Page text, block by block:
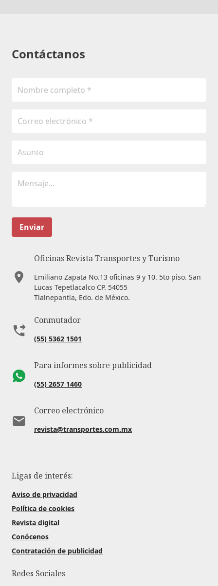
Contáctanos
Enviar
Oficinas Revista Transportes y Turismo
Emiliano Zapata No.13 oficinas 9 y 10. 5to piso. San
Lucas Tepetlacalco CP. 54055
Tlalnepantla, Edo. de México.
Conmutador
(55) 5362 1501
Para informes sobre publicidad
(55) 2657 1460
Correo electrónico
revista@transportes.com.mx
Ligas de interés:
Aviso de privacidad
Política de cookies
Revista digital
Conócenos
Contratación de publicidad
Redes Sociales